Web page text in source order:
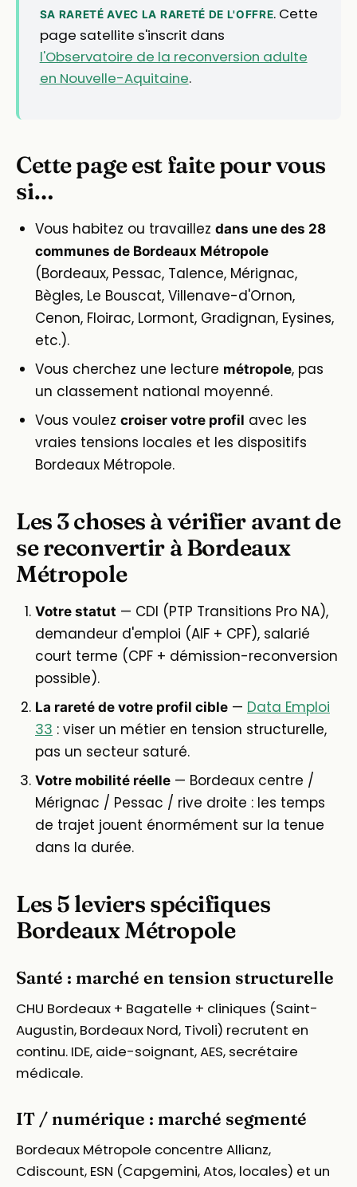
SA RARETÉ AVEC LA RARETÉ DE L'OFFRE. Cette
page satellite s'inscrit dans
l'Observatoire de la reconversion adulte
en Nouvelle-Aquitaine.
Cette page est faite pour vous
si…
Vous habitez ou travaillez dans une des 28
communes de Bordeaux Métropole
(Bordeaux, Pessac, Talence, Mérignac,
Bègles, Le Bouscat, Villenave-d'Ornon,
Cenon, Floirac, Lormont, Gradignan, Eysines,
etc.).
Vous cherchez une lecture métropole, pas
un classement national moyenné.
Vous voulez croiser votre profil avec les
vraies tensions locales et les dispositifs
Bordeaux Métropole.
Les 3 choses à vérifier avant de
se reconvertir à Bordeaux
Métropole
Votre statut — CDI (PTP Transitions Pro NA),
demandeur d'emploi (AIF + CPF), salarié
court terme (CPF + démission-reconversion
possible).
La rareté de votre profil cible — Data Emploi
33 : viser un métier en tension structurelle,
pas un secteur saturé.
Votre mobilité réelle — Bordeaux centre /
Mérignac / Pessac / rive droite : les temps
de trajet jouent énormément sur la tenue
dans la durée.
Les 5 leviers spécifiques
Bordeaux Métropole
Santé : marché en tension structurelle
CHU Bordeaux + Bagatelle + cliniques (Saint-
Augustin, Bordeaux Nord, Tivoli) recrutent en
continu. IDE, aide-soignant, AES, secrétaire
médicale.
IT / numérique : marché segmenté
Bordeaux Métropole concentre Allianz,
Cdiscount, ESN (Capgemini, Atos, locales) et un